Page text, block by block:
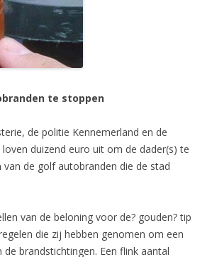
te stoppen
de politie Kennemerland en de
duizend euro uit om de dader(s) te
van de golf autobranden die de stad
van de beloning voor de? gouden? tip
die zij hebben genomen om een
brandstichtingen. Een flink aantal